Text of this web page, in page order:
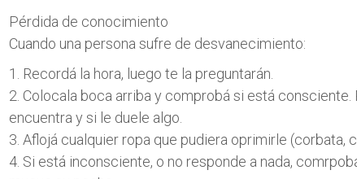
Pérdida de conocimiento
Cuando una persona sufre de desvanecimiento:
1. Recordá la hora, luego te la preguntarán.
2. Colocala boca arriba y comprobá si está
encuentra y si le duele algo.
3. Aflojá cualquier ropa que pudiera oprimirle (corbata,
4. Si está inconsciente, o no responde a nada,